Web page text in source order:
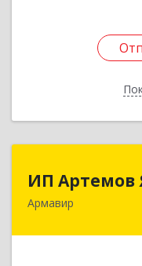
ИП Артемов
Армавир